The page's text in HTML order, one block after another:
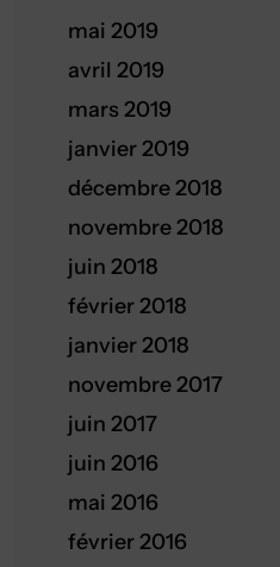
mai 2019
avril 2019
mars 2019
janvier 2019
décembre 2018
novembre 2018
juin 2018
février 2018
janvier 2018
novembre 2017
juin 2017
juin 2016
mai 2016
février 2016